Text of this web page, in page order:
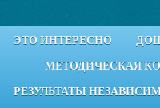
ЭТО ИНТЕРЕСНО
МЕТОДИЧЕСКАЯ
РЕЗУЛЬТАТЫ